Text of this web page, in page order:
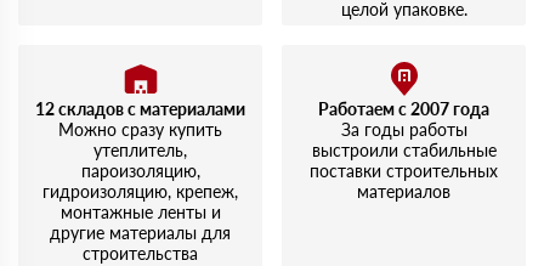
целой упаковке.
12 складов с материалами
Можно сразу купить
утеплитель,
пароизоляцию,
гидроизоляцию, крепеж,
монтажные ленты и
другие материалы для
строительства
Работаем с 2007 года
За годы работы
выстроили стабильные
поставки строительных
материалов